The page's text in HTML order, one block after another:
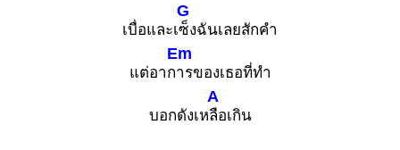
เบื่อและเ
G
ซ็งฉันเลยสักคำ
แต่อาก
Em
ารของเธอที่ทำ
บอกดังเห
A
ลือเกิน